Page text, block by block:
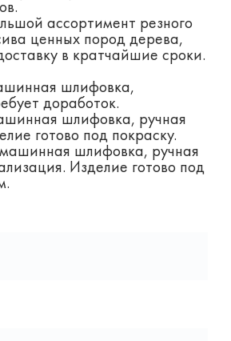
ассортимент резного
ценных пород дерева,
в кратчайшие сроки.
шлифовка,
доработок.
шлифовка, ручная
готово под покраску.
шлифовка, ручная
Изделие готово под